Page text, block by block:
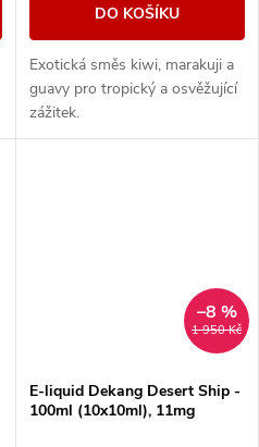
DO KOŠÍKU
Exotická směs kiwi, marakuji a
guavy pro tropický a osvěžující
zážitek.
1 950 Kč
–8 %
E-liquid Dekang Desert Ship -
100ml (10x10ml), 11mg